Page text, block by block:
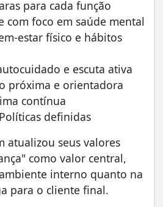
para cada função
com foco em saúde mental
estar físico e hábitos
e escuta ativa
próxima e orientadora
contínua
definidas
atualizou seus valores
como valor central,
interno quanto na
para o cliente final.